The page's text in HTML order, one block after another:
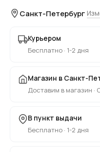
Санкт-Петербург
Курьером
Бесплатно · 1-2 дня
Магазин в Санкт-
Доставим в магазин
В пункт выдачи
Бесплатно · 1-2 дня